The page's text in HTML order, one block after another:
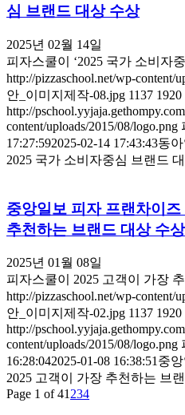
심 브랜드 대상 수상
2025년 02월 14일
피자스쿨이 ‘2025 국가 소비자
http://pizzaschool.net/wp-content/
안_이미지제작-08.jpg 1137 1920
http://
content/uploads/2015/08/logo.png
17:27:592025-02-14 17:43:43동
2025 국가 소비자중심 브랜드
중앙일보 피자 프랜차이
추천하는 브랜드 대상 수상
2025년 01월 08일
피자스쿨이 2025 고객이 가장
http://pizzaschool.net/wp-content/
안_이미지제작-02.jpg 1137 1920
http://
content/uploads/2015/08/logo.png
16:28:042025-01-08 16:38:51 중
2025 고객이 가장 추천하는 브
Page 1 of 41 234